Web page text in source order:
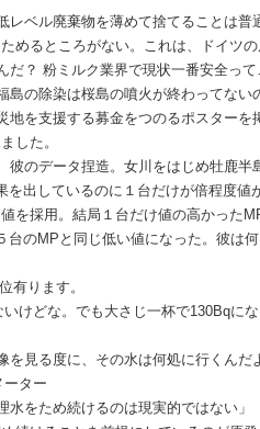
レベル廃棄物を薄めて捨てることは
めるところがない。これは、ドイツの
だ？ 粉ミルク業界で現状一番安全っ
の除染は桜島の噴火が終わってない
地を支援する募金をつのるポスター
した。
のデータ捏造。女川をはじめ牡鹿半
出しているのに１台だけが倍程度値
を採用。結局１台だけ値の高かった
台のMPと同じ低い値になった。彼は
有ります。
けどな。でも大さじ一杯で130Bqに
見る度に、その水は何処に行くんだ
ター
水をため続けるのは現実的ではな